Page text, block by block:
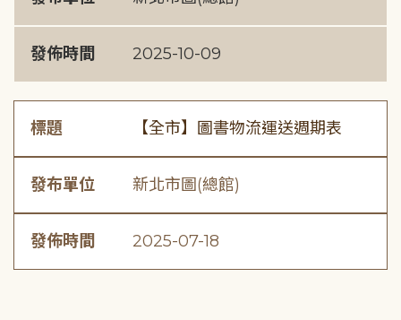
發佈時間 2025-10-09
標題 【全市】圖書物流運送週期表
發布單位 新北市圖(總館)
發佈時間 2025-07-18